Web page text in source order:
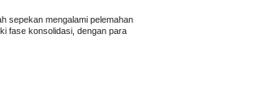
sepekan mengalami pelemahan
fase konsolidasi, dengan para